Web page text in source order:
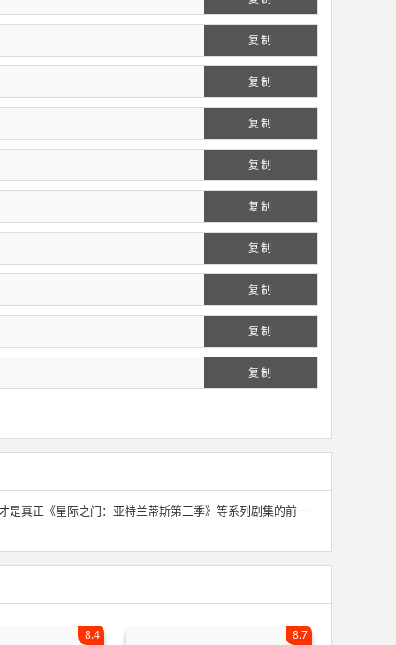
复制
复制
复制
复制
复制
复制
复制
复制
复制
是真正《星际之门：亚特兰蒂斯第三季》等系列剧集的前一
8.4 8.7